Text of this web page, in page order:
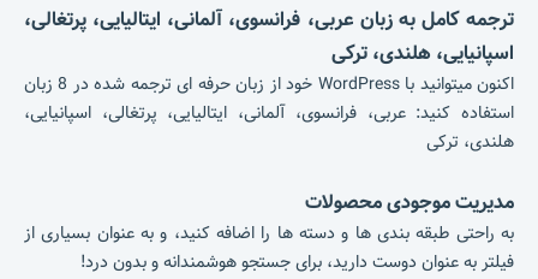
ترجمه کامل به زبان عربی، فرانسوی، آلمانی، ایتالیایی، پرتغالی،
اسپانیایی، هلندی، ترکی
اکنون میتوانید با WordPress خود از زبان حرفه ای ترجمه شده در 8 زبان
استفاده کنید: عربی، فرانسوی، آلمانی، ایتالیایی، پرتغالی، اسپانیایی،
هلندی، ترکی
مدیریت موجودی محصولات
به راحتی طبقه بندی ها و دسته ها را اضافه کنید، و به عنوان بسیاری از
فیلتر به عنوان دوست دارید، برای جستجو هوشمندانه و بدون درد!